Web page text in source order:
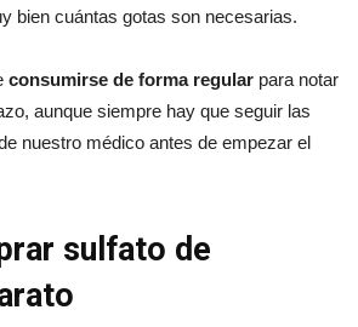
bien cuántas gotas son necesarias.
consumirse de forma regular para notar
aunque siempre hay que seguir las
nuestro médico antes de empezar el
sulfato de